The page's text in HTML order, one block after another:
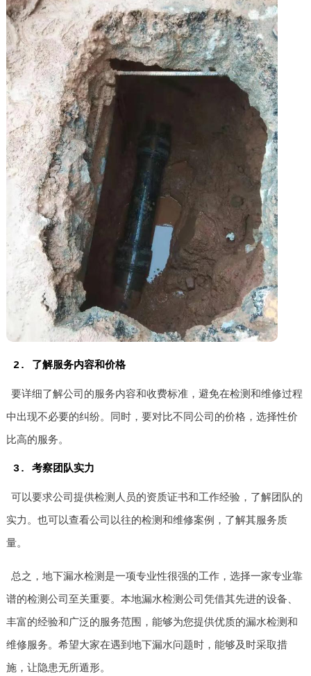
2. 了解服务内容和价格
要详细了解公司的服务内容和收费标准，避免在检测和维修过程
中出现不必要的纠纷。同时，要对比不同公司的价格，选择性价
比高的服务。
3. 考察团队实力
可以要求公司提供检测人员的资质证书和工作经验，了解团队的
实力。也可以查看公司以往的检测和维修案例，了解其服务质
量。
总之，地下漏水检测是一项专业性很强的工作，选择一家专业靠
谱的检测公司至关重要。本地漏水检测公司凭借其先进的设备、
丰富的经验和广泛的服务范围，能够为您提供优质的漏水检测和
维修服务。希望大家在遇到地下漏水问题时，能够及时采取措
施，让隐患无所遁形。